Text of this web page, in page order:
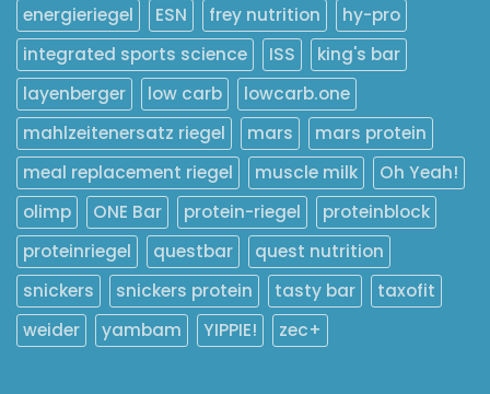
energieriegel
ESN frey nutrition
hy-pro
integrated sports science
ISS
king's bar
layenberger
low carb
lowcarb.one
mahlzeitenersatz riegel
mars
mars protein
meal replacement riegel
muscle milk
Oh Yeah!
olimp
ONE Bar protein-riegel
proteinblock
proteinriegel
questbar
quest nutrition
snickers
snickers protein tasty bar
taxofit
weider
yambam YIPPIE! zec+